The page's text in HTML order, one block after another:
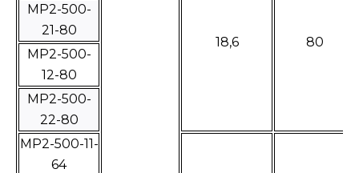
18,6 80
МР2-500-
21-80
МР2-500-
12-80
МР2-500-
22-80
МР2-500-11-
64